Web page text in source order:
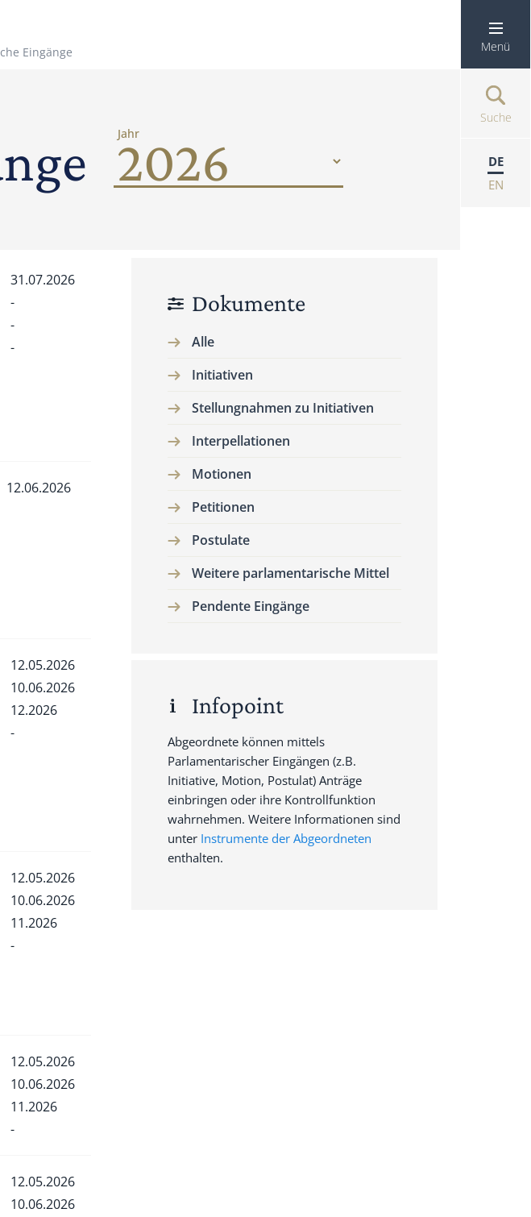
Eingänge Menü
Suche
DE
EN
Jahr
Dokumente
Alle
Initiativen
Stellungnahmen zu Initiativen
Interpellationen
Motionen
Petitionen
Postulate
Weitere parlamentarische Mittel
Pendente Eingänge
Infopoint
Abgeordnete können mittels
Parlamentarischer Eingängen (z.B.
Initiative, Motion, Postulat) Anträge
einbringen oder ihre Kontrollfunktion
wahrnehmen. Weitere Informationen sind
unter Instrumente der Abgeordneten
enthalten.
31.07.2026
-
-
-
12.06.2026
12.05.2026
10.06.2026
12.2026
-
12.05.2026
10.06.2026
11.2026
-
12.05.2026
10.06.2026
11.2026
-
12.05.2026
10.06.2026